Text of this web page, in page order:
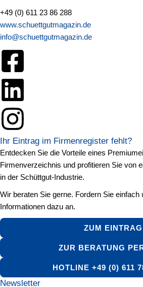
+49 (0) 611 23 86 288
www.schuettgutmagazin.de
info@schuettgutmagazin.de
Ihr Eintrag im Firmenregister fehlt?
Entdecken Sie die Vorteile eines
Firmenverzeichnis und profitieren Sie von
in der Schüttgut-Industrie.
Wir beraten Sie gerne. Fordern Sie einfach
Informationen dazu an.
ZUM EINTRAG
ZUR BERATUNG
HOTLINE +49 (0) 611
Newsletter